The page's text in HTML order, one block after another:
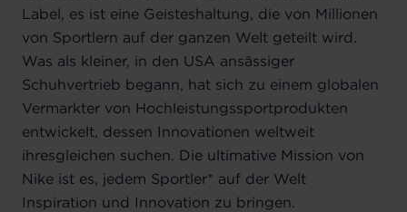
Label, es ist eine Geisteshaltung, die von Millionen
von Sportlern auf der ganzen Welt geteilt wird.
Was als kleiner, in den USA ansässiger
Schuhvertrieb begann, hat sich zu einem globalen
Vermarkter von Hochleistungssportprodukten
entwickelt, dessen Innovationen weltweit
ihresgleichen suchen. Die ultimative Mission von
Nike ist es, jedem Sportler* auf der Welt
Inspiration und Innovation zu bringen.